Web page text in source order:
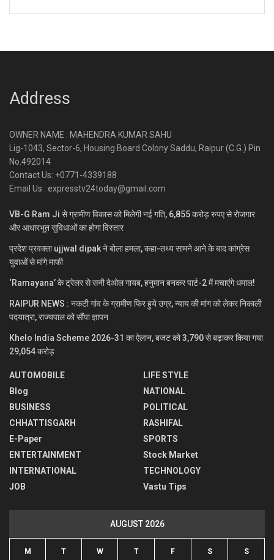
Address
OWNER NAME : MAHENDRA KUMAR SAHU
Lig-1043, Sector-6, Housing Board Colony Saddu, Raipur (C.G.) Pin
No.492014
Contact Us: +0771-4339188
Email Us : expresstv24today@gmail.com
VB-G Ram Ji से ग्रामीण विकास को मिलेगी नई गति, 6,855 करोड़ रुपए से रोजगार
और आधारभूत सुविधाओं का होगा विस्तार
प्रदेश प्रवक्ता ujjwal dipak ने बोला हमला, कहा-तथ्य सामने आने के बाद कांग्रेस
युवाओं से मांगे माफी
‘Ramayana’ के ट्रेलर से सनी देओल गायब, हनुमान बनकर पार्ट-2 में मचाएंगे धमाल!
RAIPUR NEWS : नकटी गांव के ग्रामीण फिर हुये उग्र, न्याय की मांग को लेकर निकाली
पदयात्रा, राज्यपाल को सौंपा ज्ञापन
Khelo India Scheme 2026-31 का ऐलान, बजट को 3,790 से बढ़ाकर किया गया
29,054 करोड़
AUTOMOBILE
Blog
BUSINESS
CHHATTISGARH
E-Paper
ENTERTAINMENT
INTERNATIONAL
JOB
LIFE STYLE
NATIONAL
POLITICAL
RASHIFAL
SPORTS
Stock Market
TECHNOLOGY
Vastu Tips
AUGUST 2026
M T W T F S S